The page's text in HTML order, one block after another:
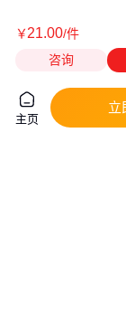
￥21.00/件
咨询
主页
立